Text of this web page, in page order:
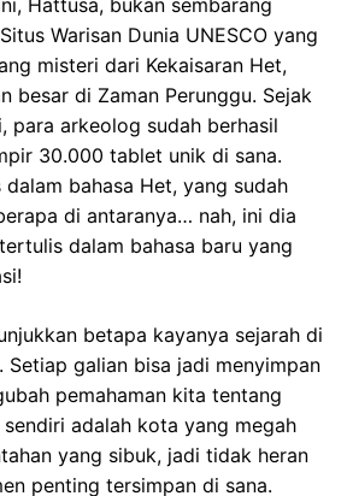
Hattusa, bukan sembarang
Warisan Dunia UNESCO yang
misteri dari Kekaisaran Het,
besar di Zaman Perunggu. Sejak
para arkeolog sudah berhasil
30.000 tablet unik di sana.
bahasa Het, yang sudah
di antaranya… nah, ini dia
dalam bahasa baru yang
betapa kayanya sejarah di
Setiap galian bisa jadi menyimpan
pemahaman kita tentang
adalah kota yang megah
yang sibuk, jadi tidak heran
penting tersimpan di sana.